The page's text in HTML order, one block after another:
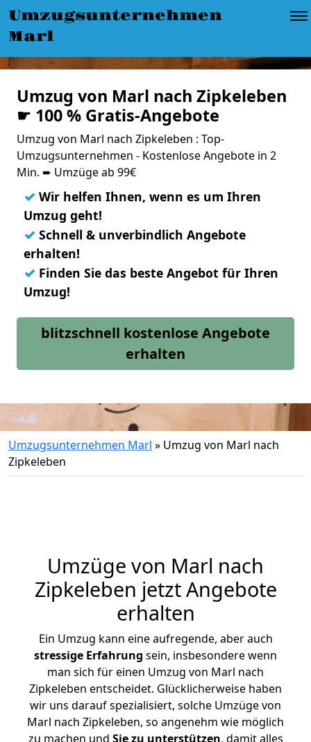
Umzugsunternehmen
Marl
Umzug von Marl nach Zipkeleben
☛ 100 % Gratis-Angebote
Umzug von Marl nach Zipkeleben : Top-
Umzugsunternehmen - Kostenlose Angebote in 2
Min. ➨ Umzüge ab 99€
✓ Wir helfen Ihnen, wenn es um Ihren
Umzug geht!
✓ Schnell & unverbindlich Angebote
erhalten!
✓ Finden Sie das beste Angebot für Ihren
Umzug!
blitzschnell kostenlose Angebote
erhalten
Umzugsunternehmen Marl » Umzug von Marl nach
Zipkeleben
Umzüge von Marl nach
Zipkeleben jetzt Angebote
erhalten
Ein Umzug kann eine aufregende, aber auch
stressige Erfahrung sein, insbesondere wenn
man sich für einen Umzug von Marl nach
Zipkeleben entscheidet. Glücklicherweise haben
wir uns darauf spezialisiert, solche Umzüge von
Marl nach Zipkeleben, so angenehm wie möglich
zu machen und Sie zu unterstützen, damit alles